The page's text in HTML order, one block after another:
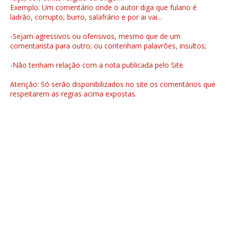
Exemplo: Um comentário onde o autor diga que fulano é
ladrão, corrupto, burro, salafrário e por ai vai...
-Sejam agressivos ou ofensivos, mesmo que de um
comentarista para outro; ou contenham palavrões, insultos;
-Não tenham relação com a nota publicada pelo Site.
Atenção: Só serão disponibilizados no site os comentários que
respeitarem as regras acima expostas.